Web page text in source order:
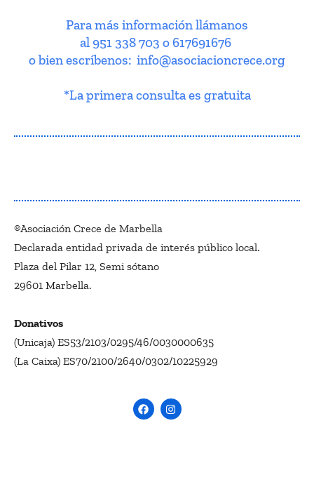
Para más información llámanos
al 951 338 703 o 617691676
o bien escríbenos: info@asociacioncrece.org
*La primera consulta es gratuita
®Asociación Crece de Marbella
Declarada entidad privada de interés público local.
Plaza del Pilar 12, Semi sótano
29601 Marbella.
Donativos
(Unicaja) ES53/2103/0295/46/0030000635
(La Caixa) ES70/2100/2640/0302/10225929